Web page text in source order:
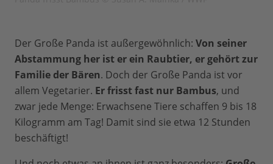
Der Große Panda ist außergewöhnlich: Von seiner
Abstammung her ist er ein Raubtier, er gehört zur
Familie der Bären. Doch der Große Panda ist vor
allem Vegetarier. Er frisst fast nur Bambus, und
zwar jede Menge: Erwachsene Tiere schaffen 9 bis 18
Kilogramm am Tag! Damit sind sie etwa 12 Stunden
beschäftigt!